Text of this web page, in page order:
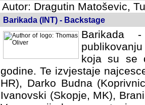
Autor: Dragutin Matoševic,
Barikada (INT) - Backstage
Barikada
koja su se
godine. Te izvjestaje
HR), Darko Budna
Ivanovski (Skopje, MK),